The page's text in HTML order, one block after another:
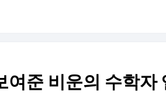
준 비운의 수학자